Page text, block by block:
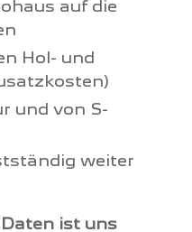
auf die
Hol- und
und von S-
weiter
ist uns